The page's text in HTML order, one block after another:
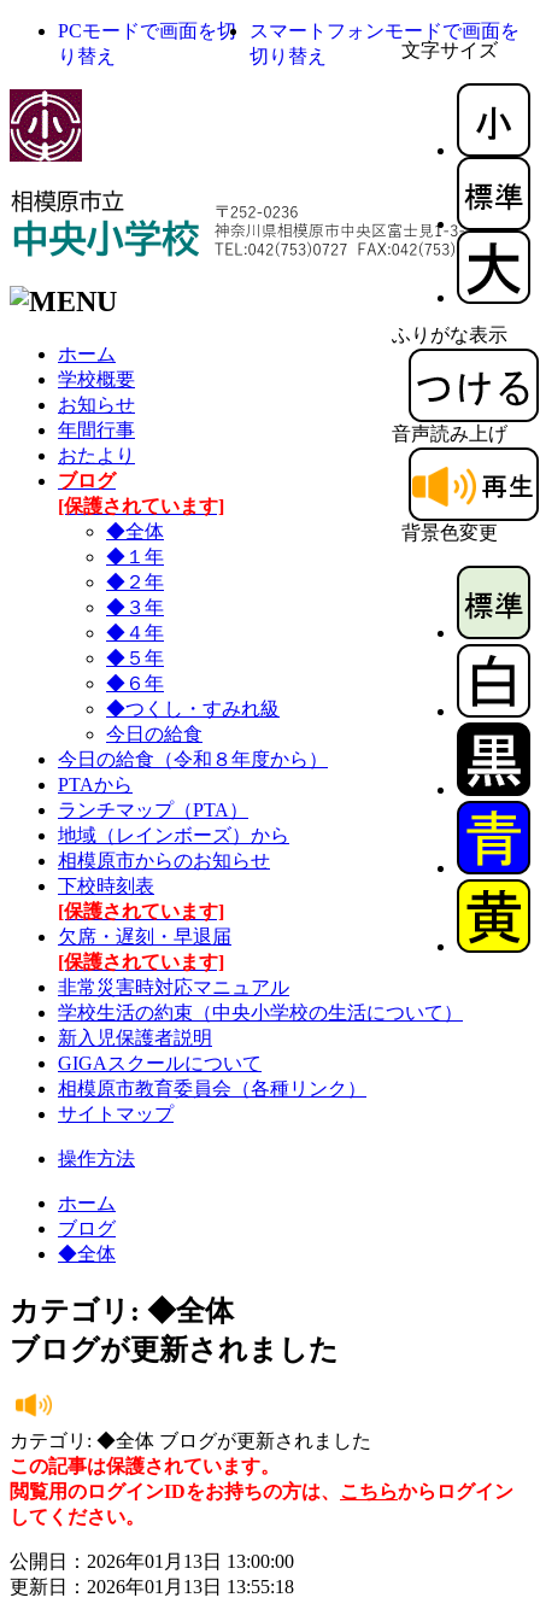
文字サイズ
ふりがな表示
音声読み上げ
背景色変更
PCモードで画面を切
り替え
スマートフォンモードで画面を
切り替え
ホーム
学校概要
お知らせ
年間行事
おたより
ブログ
[保護されています]
◆全体
◆１年
◆２年
◆３年
◆４年
◆５年
◆６年
◆つくし・すみれ級
今日の給食
今日の給食（令和８年度から）
PTAから
ランチマップ（PTA）
地域（レインボーズ）から
相模原市からのお知らせ
下校時刻表
[保護されています]
欠席・遅刻・早退届
[保護されています]
非常災害時対応マニュアル
学校生活の約束（中央小学校の生活について）
新入児保護者説明
GIGAスクールについて
相模原市教育委員会（各種リンク）
サイトマップ
操作方法
ホーム
ブログ
◆全体
カテゴリ: ◆全体
ブログが更新されました
カテゴリ: ◆全体 ブログが更新されました
この記事は保護されています。
閲覧用のログインIDをお持ちの方は、 こちらからログイン
してください。
公開日：2026年01月13日 13:00:00
更新日：2026年01月13日 13:55:18